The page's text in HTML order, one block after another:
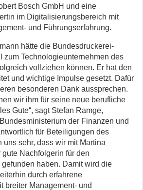
Bosch GmbH und eine
im Digitalisierungsbereich mit
und Führungserfahrung.
hätte die Bundesdruckerei-
zum Technologieunternehmen des
vollziehen können. Er hat den
und wichtige Impulse gesetzt. Dafür
besonderen Dank aussprechen.
wir ihm für seine neue berufliche
Gute“, sagt Stefan Ramge,
der Finanzen und
für Beteiligungen des
uns sehr, dass wir mit Martina
Nachfolgerin für den
haben. Damit wird die
durch erfahrene
breiter Management- und